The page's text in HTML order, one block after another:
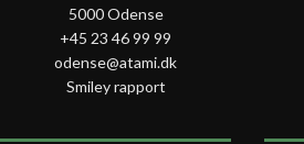
5000 Odense
+45 23 46 99 99
odense@atami.dk
Smiley rapport